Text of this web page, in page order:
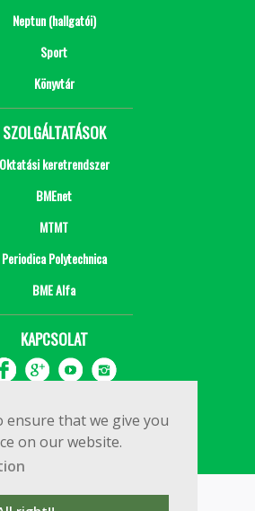
ensure that we give you
on our website.
Neptun (hallgatói)
Sport
Könyvtár
SZOLGÁLTATÁSOK
Oktatási keretrendszer
BMEnet
MTMT
Periodica Polytechnica
BME Alfa
KAPCSOLAT
© 2020 BME Építőmérnöki Kar